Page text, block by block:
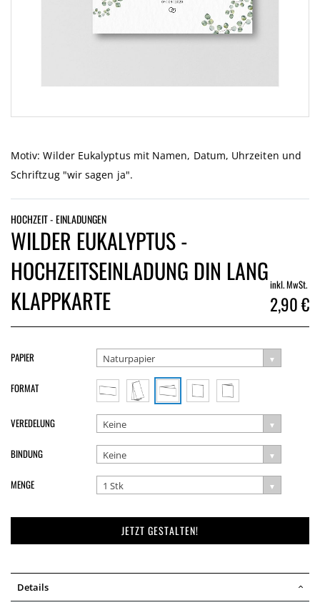
der
Bildgalerie
springen
Motiv: Wilder Eukalyptus mit Namen, Datum, Uhrzeiten und
Schriftzug "wir sagen ja".
HOCHZEIT - EINLADUNGEN
WILDER EUKALYPTUS -
HOCHZEITSEINLADUNG DIN LANG
KLAPPKARTE
inkl. MwSt.
2,90 €
MENGE 1 Stk
PAPIER Naturpapier
FORMAT
VEREDELUNG Keine
BINDUNG Keine
JETZT GESTALTEN!
Details